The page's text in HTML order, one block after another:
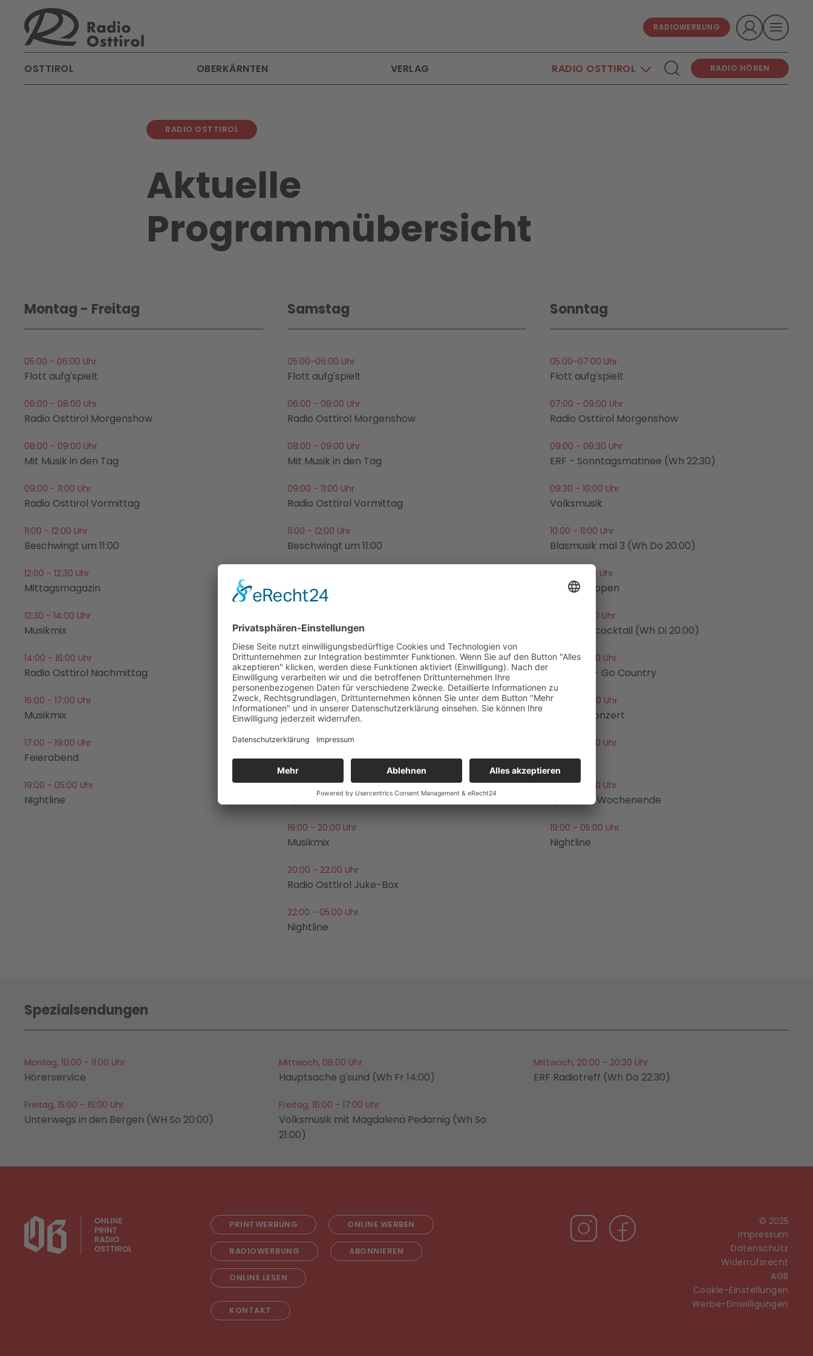
Skip to main content RADIOWERBUNG
OSTTIROL OBERKÄRNTEN VERLAG RADIO OSTTIROL RADIO HÖREN
RADIO OSTTIROL
Aktuelle
Programmübersich­t
Montag - Freitag
05:00 - 06:00 Uhr
Flott aufg'spielt
06:00 - 08:00 Uhr
Radio Osttirol Morgenshow
08:00 - 09:00 Uhr
Mit Musik in den Tag
09:00 - 11:00 Uhr
Radio Osttirol Vormittag
11:00 - 12:00 Uhr
Beschwingt um 11:00
12:00 - 12:30 Uhr
Mittagsmagazin
12:30 - 14:00 Uhr
Musikmix
14:00 - 16:00 Uhr
Radio Osttirol Nachmittag
16:00 - 17:00 Uhr
Musikmix
17:00 - 19:00 Uhr
Feierabend
19:00 - 05:00 Uhr
Nightline
Samstag
05:00-06:00 Uhr
Flott aufg'spielt
06:00 - 08:00 Uhr
Radio Osttirol Morgenshow
08:00 - 09:00 Uhr
Mit Musik in den Tag
09:00 - 11:00 Uhr
Radio Osttirol Vormittag
11:00 - 12:00 Uhr
Beschwingt um 11:00
Mittagsmagazin
Musikmix
13:00 - 14:00 Uhr
Go West - Go Country
14:00 - 15:00 Uhr
Oldie Hits - Goldene Zeiten auf Radio Osttirol
15:00 - 17:00 Uhr
Musikmix
17:00 - 19:00 Uhr
Sport am Wochenende
19:00 - 20:00 Uhr
Musikmix
20:00 - 22:00 Uhr
Radio Osttirol Juke-Box
22:00 - 05:00 Uhr
Nightline
Sonntag
05:00-07:00 Uhr
Flott aufg'spielt
07:00 - 09:00 Uhr
Radio Osttirol Morgenshow
09:00 - 09:30 Uhr
ERF - Sonntagsmatinee (Wh 22:30)
09:30 - 10:00 Uhr
Volksmusik
10:00 - 11:00 Uhr
Blasmusik mal 3 (Wh Do 20:00)
11:00 - 12:00 Uhr
Frühschoppen
12:00 - 13:00 Uhr
Sonntagscocktail (Wh Di 20:00)
13:00 - 14:00 Uhr
Go West - Go Country
14:00 - 16:00 Uhr
Wunschkonzert
16:00 - 17:00 Uhr
Musikmix
17:00 - 19:00 Uhr
Sport am Wochenende
19:00 - 05:00 Uhr
Nightline
Spezialsendungen
Montag, 10:00 - 11:00 Uhr
Hörerservice
Mittwoch, 08:00 Uhr
Hauptsache g'sund (Wh Fr 14:00)
Mittwoch, 20:00 - 20:30 Uhr
ERF Radiotreff (Wh Do 22:30)
Freitag, 15:00 - 16:00 Uhr
Unterwegs in den Bergen (WH So 20:00)
Freitag, 16:00 - 17:00 Uhr
Volksmusik mit Magdalena Pedarnig (Wh So
21:00)
PRINTWERBUNG ONLINE WERBEN
RADIOWERBUNG ABONNIEREN
ONLINE LESEN
KONTAKT
© 2025
Impressum
Datenschutz
Widerrufsrecht
AGB
Cookie-Einstellungen
Werbe-Einwilligungen